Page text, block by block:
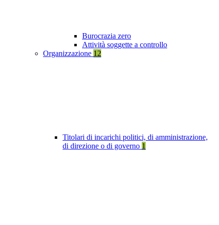
Burocrazia zero
Attività soggette a controllo
Organizzazione 12
Titolari di incarichi politici, di amministrazione,
di direzione o di governo 1